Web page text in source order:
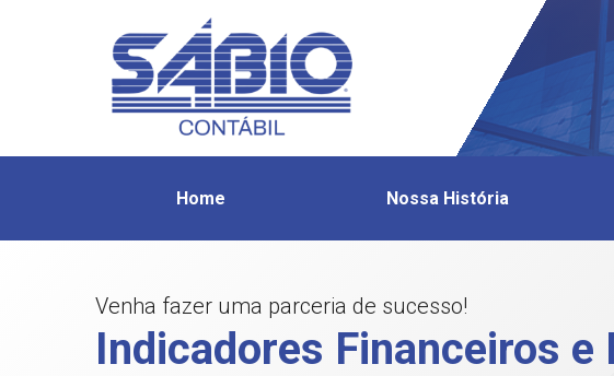
Home Nossa História
Venha fazer uma parceria de sucesso!
Indicadores Financeiros e